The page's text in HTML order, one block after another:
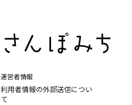
運営者情報
利用者情報の外部送信につい
て